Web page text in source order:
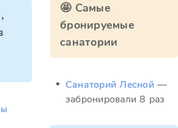
🤩 Самые
бронируемые
санатории
Санаторий Лесной —
забронировали 8 раз